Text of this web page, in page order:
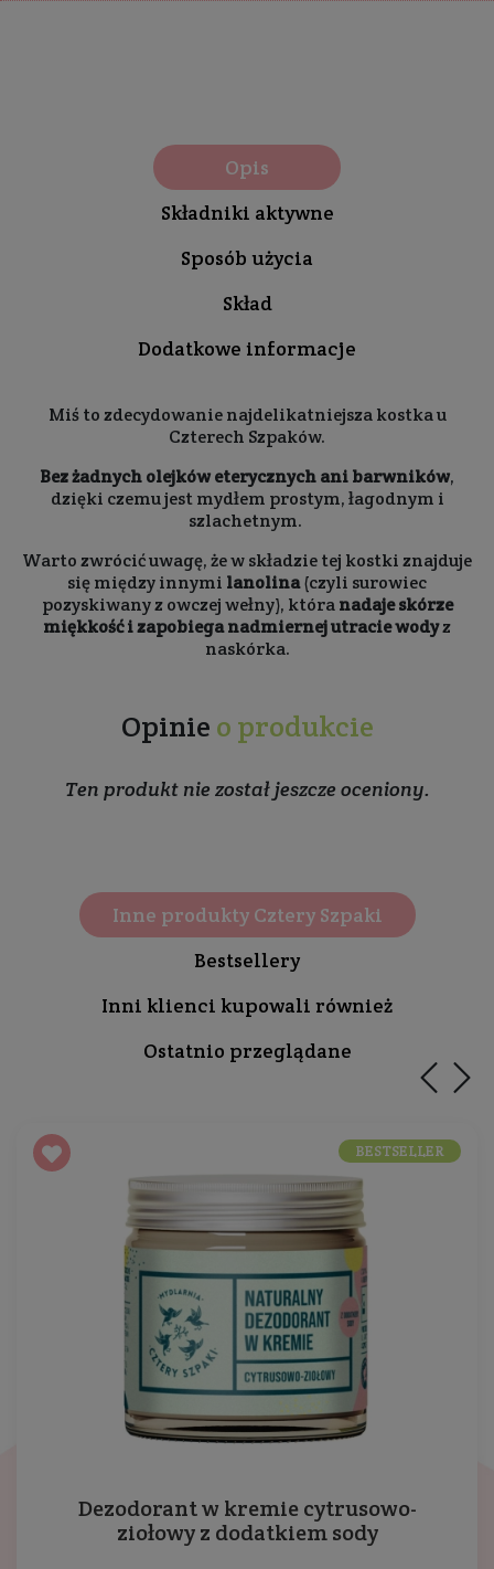
Opis
Składniki aktywne
Sposób użycia
Skład
Dodatkowe informacje
Miś to zdecydowanie najdelikatniejsza kostka u
Czterech Szpaków.
Bez żadnych olejków eterycznych ani barwników,
dzięki czemu jest mydłem prostym, łagodnym i
szlachetnym.
Warto zwrócić uwagę, że w składzie tej kostki znajduje
się między innymi lanolina(czyli surowiec
pozyskiwany z owczej wełny), któranadaje skórze
miękkość i zapobiega nadmiernej utracie wodyz
naskórka.
Opinie o produkcie
Ten produkt nie został jeszcze oceniony.
Inne produkty Cztery Szpaki
Bestsellery
Inni klienci kupowali również
Ostatnio przeglądane
Dezodorant w kremie cytrusowo-
ziołowy z dodatkiem sody
BESTSELLER